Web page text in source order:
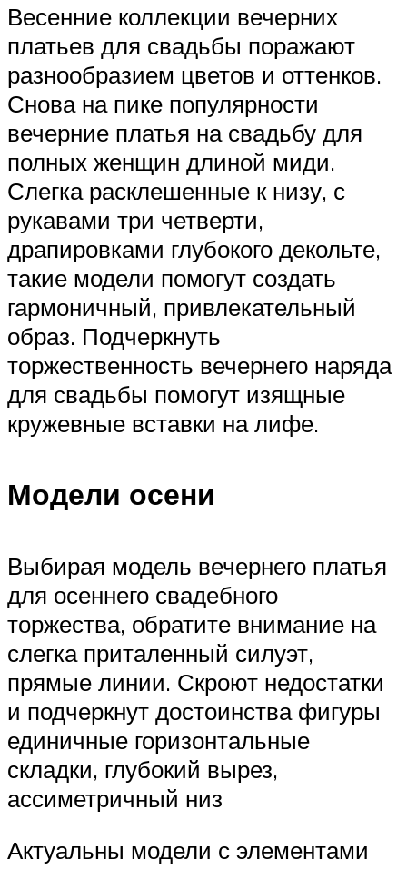
Весенние коллекции вечерних
платьев для свадьбы поражают
разнообразием цветов и оттенков.
Снова на пике популярности
вечерние платья на свадьбу для
полных женщин длиной миди.
Слегка расклешенные к низу, с
рукавами три четверти,
драпировками глубокого декольте,
такие модели помогут создать
гармоничный, привлекательный
образ. Подчеркнуть
торжественность вечернего наряда
для свадьбы помогут изящные
кружевные вставки на лифе.
Модели осени
Выбирая модель вечернего платья
для осеннего свадебного
торжества, обратите внимание на
слегка приталенный силуэт,
прямые линии. Скроют недостатки
и подчеркнут достоинства фигуры
единичные горизонтальные
складки, глубокий вырез,
ассиметричный низ
Актуальны модели с элементами